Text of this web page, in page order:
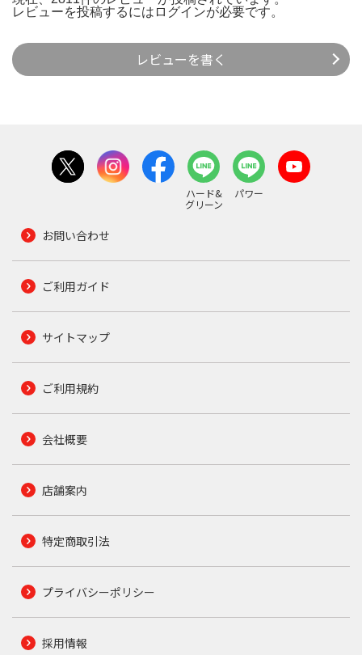
レビューを投稿するには ログインが必要です。
レビューを書く
ハード&
グリーン
パワー
お問い合わせ
ご利用ガイド
サイトマップ
ご利用規約
会社概要
店舗案内
特定商取引法
プライバシーポリシー
採用情報